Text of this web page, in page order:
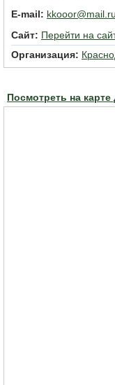
E-mail:
Сайт: Перейти на
Организация:
Посмотреть на